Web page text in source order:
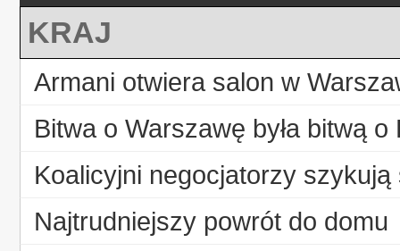
KRAJ
Armani otwiera salon w
Bitwa o Warszawę była bitwą o
Koalicyjni negocjatorzy
Najtrudniejszy powrót do domu